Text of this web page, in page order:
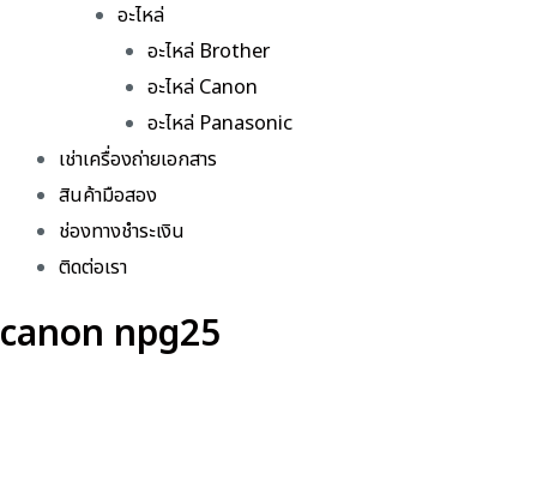
อะไหล่
อะไหล่ Brother
อะไหล่ Canon
อะไหล่ Panasonic
เช่าเครื่องถ่ายเอกสาร
สินค้ามือสอง
ช่องทางชำระเงิน
ติดต่อเรา
canon npg25